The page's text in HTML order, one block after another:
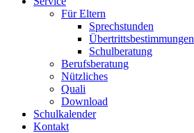
Für Eltern
Sprechstunden
Übertrittsbestimmungen
Schulberatung
Berufsberatung
Nützliches
Quali
Download
Schulkalender
Kontakt